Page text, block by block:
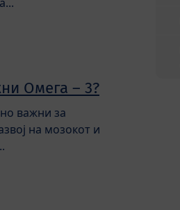
Омега – 3?
важни за
на мозокот и